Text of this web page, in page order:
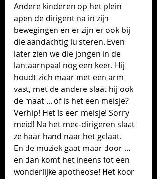
Andere kinderen op het plein
apen de dirigent na in zijn
bewegingen en er zijn er ook bij
die aandachtig luisteren. Even
later zien we die jongen in de
lantaarnpaal nog een keer. Hij
houdt zich maar met een arm
vast, met de andere slaat hij ook
de maat ... of is het een meisje?
Verhip! Het ís een meisje! Sorry
meid! Na het mee-dirigeren slaat
ze haar hand naar het gelaat.
En de muziek gaat maar door …
en dan komt het ineens tot een
wonderlijke apotheose! Het koor